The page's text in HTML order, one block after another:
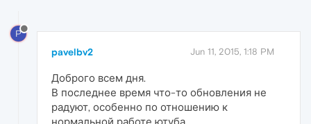
P
pavelbv2 Jun 11, 2015, 1:18 PM
Доброго всем дня.
В последнее время что-то обновления не
радуют, особенно по отношению к
нормальной работе ютуба.